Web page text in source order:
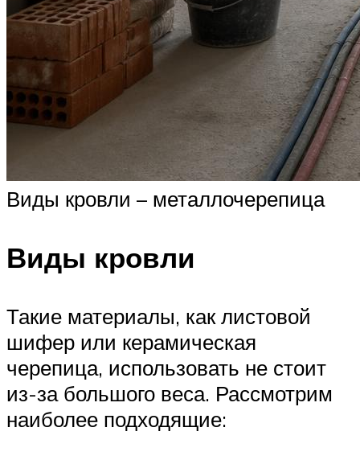
Виды кровли – металлочерепица
Виды кровли
Такие материалы, как листовой
шифер или керамическая
черепица, использовать не стоит
из-за большого веса. Рассмотрим
наиболее подходящие: